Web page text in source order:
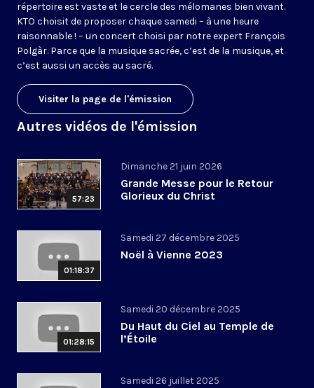
répertoire est vaste et le cercle des mélomanes bien vivant.
KTO choisit de proposer chaque samedi – à une heure
raisonnable ! – un concert choisi par notre expert François
Polgàr. Parce que la musique sacrée, c’est de la musique, et
c’est aussi un accès au sacré.
Visiter la page de l'émission
Autres vidéos de l'émission
57:23
Dimanche 21 juin 2026
Grande Messe pour le Retour
Glorieux du Christ
01:18:37
Samedi 27 décembre 2025
Noël à Vienne 2023
01:28:15
Samedi 20 décembre 2025
Du Haut du Ciel au Temple de
l’Étoile
Samedi 26 juillet 2025